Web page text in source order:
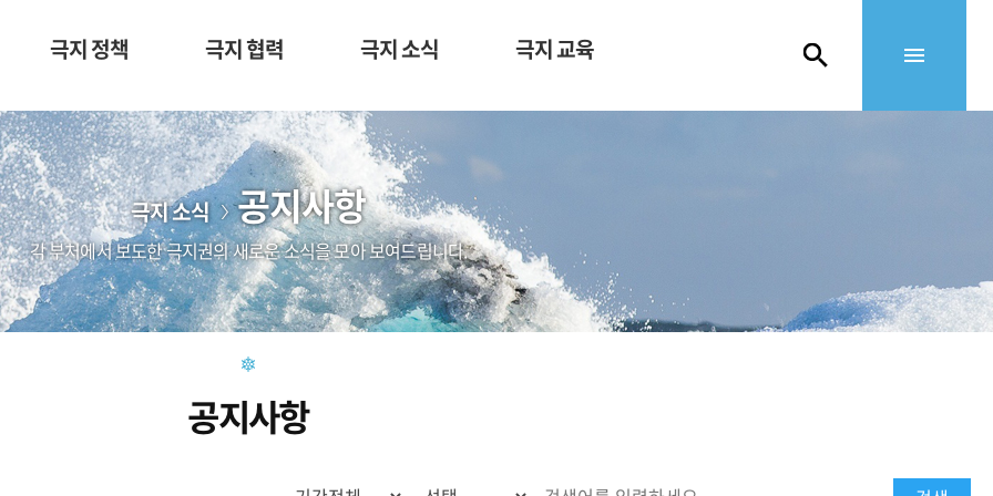
극지 정책 극지 협력 극지 소식 극지 교육
극지 소식 공지사항
각 부처에서 보도한 극지권의 새로운 소식을 모아 보여드립니다.
공지사항